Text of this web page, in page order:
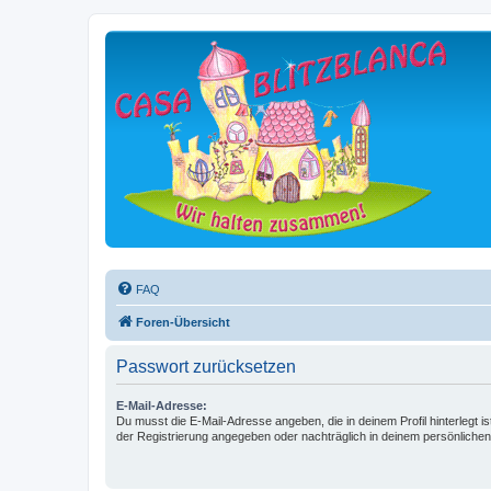
FAQ
Foren-Übersicht
Passwort zurücksetzen
E-Mail-Adresse:
Du musst die E-Mail-Adresse angeben, die in deinem Profil hinterlegt
der Registrierung angegeben oder nachträglich in deinem